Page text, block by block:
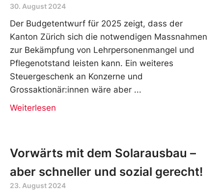
30. August 2024
Der Budgetentwurf für 2025 zeigt, dass der
Kanton Zürich sich die notwendigen Massnahmen
zur Bekämpfung von Lehrpersonenmangel und
Pflegenotstand leisten kann. Ein weiteres
Steuergeschenk an Konzerne und
Grossaktionär:innen wäre aber
Weiterlesen
Vorwärts mit dem Solarausbau –
aber schneller und sozial gerecht!
23. August 2024